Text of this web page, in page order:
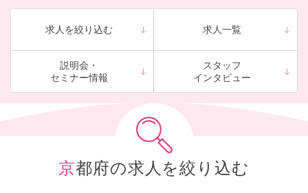
求人を絞り込む 求人一覧
説明会・
セミナー情報
スタッフ
インタビュー
京都府の求人を絞り込む